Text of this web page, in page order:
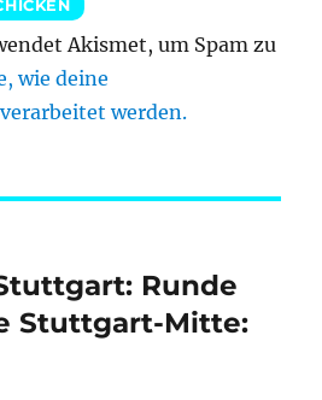
Akismet, um Spam zu
wie deine
werden.
Runde
Stuttgart-Mitte: